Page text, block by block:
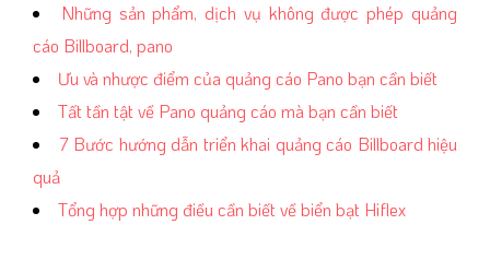
Những sản phẩm, dịch vụ không được phép quảng
cáo Billboard, pano
Ưu và nhược điểm của quảng cáo Pano bạn cần biết
Tất tần tật về Pano quảng cáo mà bạn cần biết
7 Bước hướng dẫn triển khai quảng cáo Billboard hiệu
quả
Tổng hợp những điều cần biết về biển bạt Hiflex